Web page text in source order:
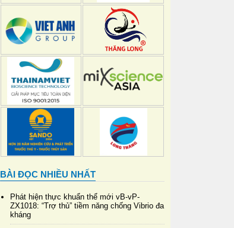
BÀI ĐỌC NHIỀU NHẤT
Phát hiện thực khuẩn thể mới vB-vP-
ZX1018: “Trợ thủ” tiềm năng chống Vibrio đa
kháng